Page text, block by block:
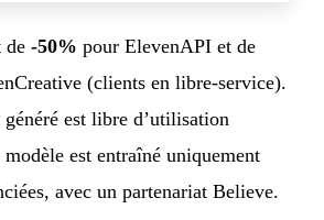
de -50% pour ElevenAPI et de
(clients en libre-service).
généré est libre d’utilisation
est entraîné uniquement
avec un partenariat Believe.